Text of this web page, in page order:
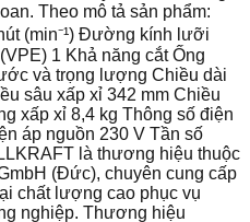
Theo mô tả sản phẩm:
(min⁻¹) Đường kính lưỡi
1 Khả năng cắt Ống
và trọng lượng Chiều dài
sâu xấp xỉ 342 mm Chiều
xấp xỉ 8,4 kg Thông số điện
áp nguồn 230 V Tần số
là thương hiệu thuộc
(Đức), chuyên cung cấp
chất lượng cao phục vụ
nghiệp. Thương hiệu